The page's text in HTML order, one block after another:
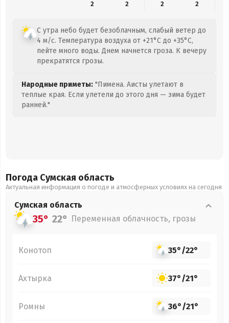
2
2 2 2
С утра небо будет безоблачным, слабый ветер до
4 м/с. Температура воздуха от +21°C до +35°C,
пейте много воды. Днем начнется гроза. К вечеру
прекратятся грозы.
Народные приметы: "Пимена. Аисты улетают в
теплые края. Если улетели до этого дня — зима будет
ранней."
Погода Сумская область
Актуальная информация о погоде и атмосферных условиях на сегодня
Сумская область
35° 22° Переменная облачность, грозы
Конотоп 35°/22°
Ахтырка 37°/21°
Ромны 36°/21°